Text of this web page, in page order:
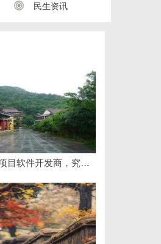
民生资讯
揭秘！专业充电桩项目软件开发商，究竟藏着哪些行业秘诀？